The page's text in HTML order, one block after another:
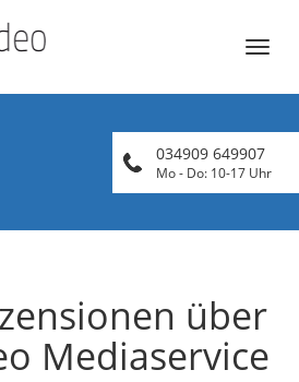
034909 649907
Mo - Do: 10-17 Uhr
über
Mediaservice